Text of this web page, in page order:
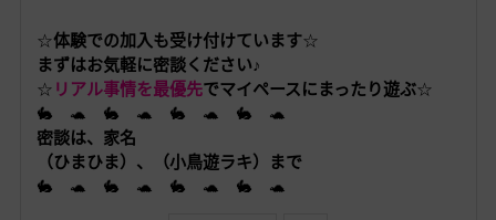
☆体験での加入も受け付けています☆
まずはお気軽に密談ください♪
☆リアル事情を最優先でマイペースにまったり遊ぶ☆
🐇 🐢 🐇 🐢 🐇 🐢 🐇 🐢
密談は、家名
（ひまひま）、（小鳥遊ラキ）まで
🐇 🐢 🐇 🐢 🐇 🐢 🐇 🐢